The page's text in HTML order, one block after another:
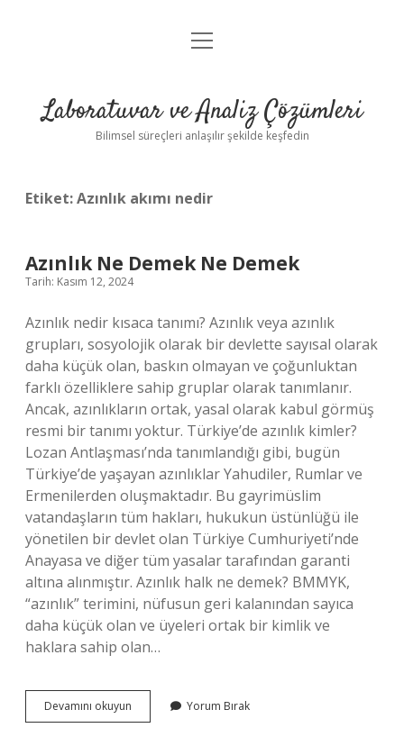
Anasayfa
Yasal Uyarı
menüyü
Laboratuvar ve Analiz Çözümleri
Bilimsel süreçleri anlaşılır şekilde keşfedin
Etiket:Azınlık akımı nedir
Azınlık Ne Demek Ne Demek
Tarih: Kasım 12, 2024
Azınlık nedir kısaca tanımı? Azınlık veya azınlık
grupları, sosyolojik olarak bir devlette sayısal olarak
daha küçük olan, baskın olmayan ve çoğunluktan
farklı özelliklere sahip gruplar olarak tanımlanır.
Ancak, azınlıkların ortak, yasal olarak kabul görmüş
resmi bir tanımı yoktur. Türkiye’de azınlık kimler?
Lozan Antlaşması’nda tanımlandığı gibi, bugün
Türkiye’de yaşayan azınlıklar Yahudiler, Rumlar ve
Ermenilerden oluşmaktadır. Bu gayrimüslim
vatandaşların tüm hakları, hukukun üstünlüğü ile
yönetilen bir devlet olan Türkiye Cumhuriyeti’nde
Anayasa ve diğer tüm yasalar tarafından garanti
altına alınmıştır. Azınlık halk ne demek? BMMYK,
“azınlık” terimini, nüfusun geri kalanından sayıca
daha küçük olan ve üyeleri ortak bir kimlik ve
haklara sahip olan…
Devamını okuyun
Ne
Yorum Bırak